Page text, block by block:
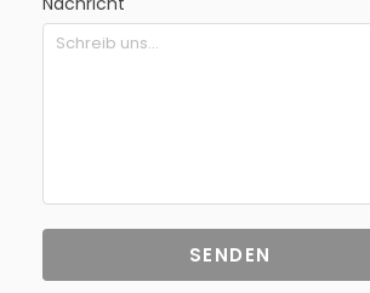
SENDEN